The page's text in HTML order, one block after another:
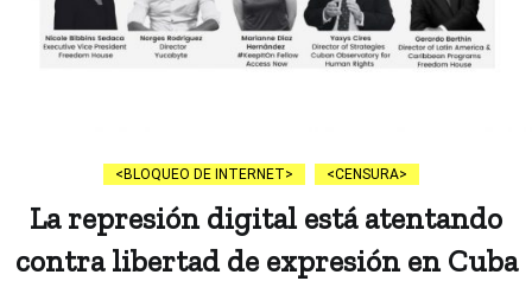
BLOQUEO DE INTERNET CENSURA
La represión digital está atentando
contra libertad de expresión en Cuba